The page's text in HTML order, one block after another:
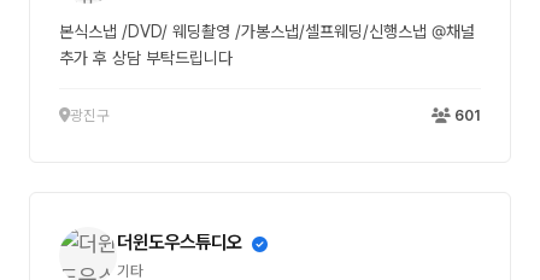
본식스냅 /DVD/ 웨딩촬영 /가봉스냅/셀프웨딩/신행스냅 @채널
추가 후 상담 부탁드립니다
광진구 601
더윈도우스튜디오
기타